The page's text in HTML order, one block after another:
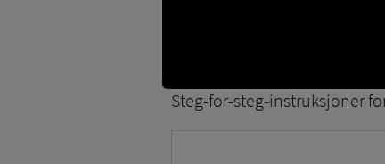
Steg-for-steg-instruksjoner